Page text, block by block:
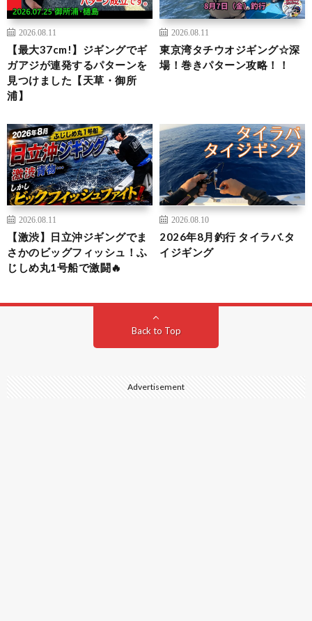
2026.08.11
【最大37cm!】ジギングでギ
ガアジが連発するパターンを
見つけました【天草・御所
浦】
2026.08.11
東京湾タチウオジギング☆深
場！巻きパターン攻略！！
2026.08.11
【激渋】日立沖ジギングでま
さかのビッグフィッシュ！ふ
じしめ丸1号船で激闘🔥
2026.08.10
2026年8月釣行 タイラバ.タ
イジギング
Back to Top
Advertisement